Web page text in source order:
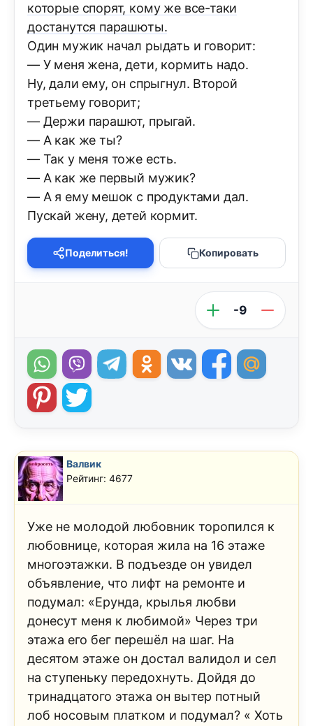
которые спорят, кому же все-таки
достанутся парашюты.
Один мужик начал рыдать и говорит:
— У меня жена, дети, кормить надо.
Ну, дали ему, он спрыгнул. Второй
третьему говорит;
— Держи парашют, прыгай.
— А как же ты?
— Так у меня тоже есть.
— А как же первый мужик?
— А я ему мешок с продуктами дал.
Пускай жену, детей кормит.
Поделиться! Копировать
-9
Валвик
Рейтинг: 4677
Уже не молодой любовник торопился к
любовнице, которая жила на 16 этаже
многоэтажки. В подъезде он увидел
объявление, что лифт на ремонте и
подумал: «Ерунда, крылья любви
донесут меня к любимой» Через три
этажа его бег перешёл на шаг. На
десятом этаже он достал валидол и сел
на ступеньку передохнуть. Дойдя до
тринадцатого этажа он вытер потный
лоб носовым платком и подумал? « Хоть